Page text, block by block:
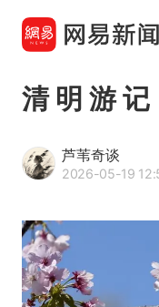
清 明 游 记
芦苇奇谈
2026-05-19